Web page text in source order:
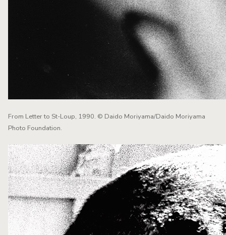
From Letter to St-Loup, 1990. © Daido Moriyama/Daido Moriyama
Photo Foundation.